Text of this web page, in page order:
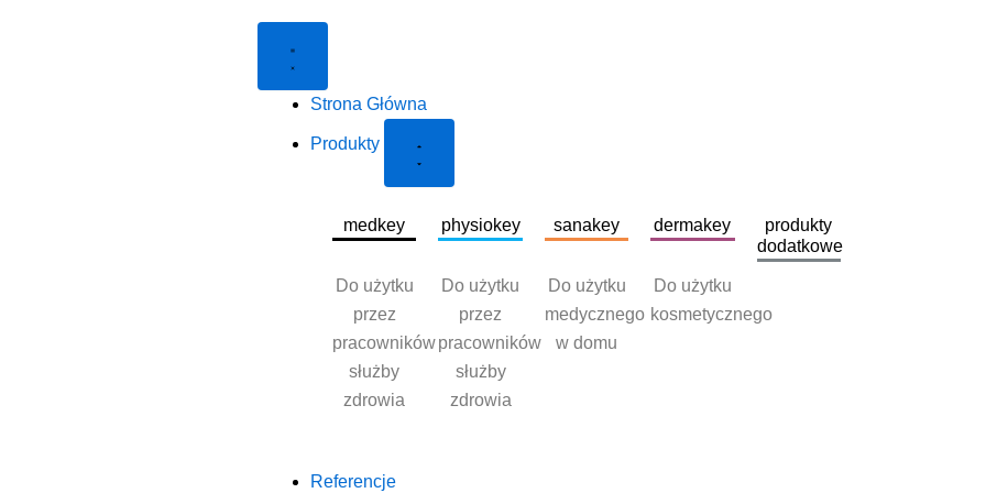
Strona Główna
Produkty
medkey
Do użytku
przez
pracowników
służby
zdrowia
physiokey
Do użytku
przez
pracowników
służby
zdrowia
sanakey
Do użytku
medycznego
w domu
dermakey
Do użytku
kosmetycznego
produkty
dodatkowe
Referencje